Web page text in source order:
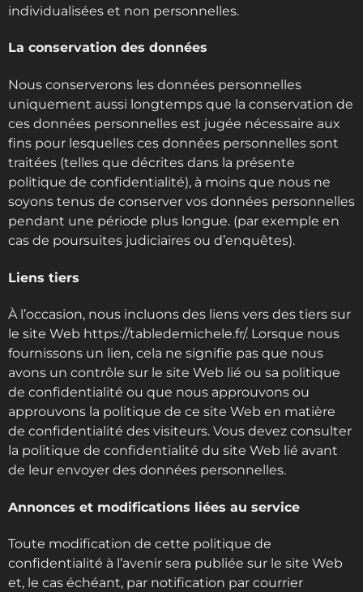
individualisées et non personnelles.
La conservation des données
Nous conserverons les données personnelles
uniquement aussi longtemps que la conservation de
ces données personnelles est jugée nécessaire aux
fins pour lesquelles ces données personnelles sont
traitées (telles que décrites dans la présente
politique de confidentialité), à moins que nous ne
soyons tenus de conserver vos données personnelles
pendant une période plus longue. (par exemple en
cas de poursuites judiciaires ou d’enquêtes).
Liens tiers
À l’occasion, nous incluons des liens vers des tiers sur
le site Web https://tabledemichele.fr/. Lorsque nous
fournissons un lien, cela ne signifie pas que nous
avons un contrôle sur le site Web lié ou sa politique
de confidentialité ou que nous approuvons ou
approuvons la politique de ce site Web en matière
de confidentialité des visiteurs. Vous devez consulter
la politique de confidentialité du site Web lié avant
de leur envoyer des données personnelles.
Annonces et modifications liées au service
Toute modification de cette politique de
confidentialité à l’avenir sera publiée sur le site Web
et, le cas échéant, par notification par courrier